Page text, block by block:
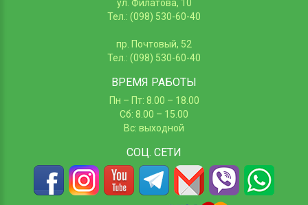
ул. Филатова, 10
Тел.: (098) 530-60-40
пр. Почтовый, 52
Тел.: (098) 530-60-40
ВРЕМЯ РАБОТЫ
Пн – Пт: 8.00 – 18.00
Сб: 8.00 – 15.00
Вс: выходной
СОЦ. СЕТИ